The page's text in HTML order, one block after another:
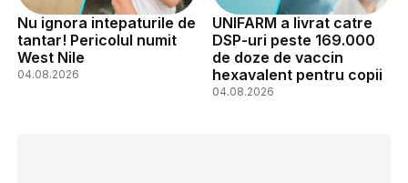
Nu ignora intepaturile de
tantar! Pericolul numit
West Nile
04.08.2026
UNIFARM a livrat catre
DSP-uri peste 169.000
de doze de vaccin
hexavalent pentru copii
04.08.2026